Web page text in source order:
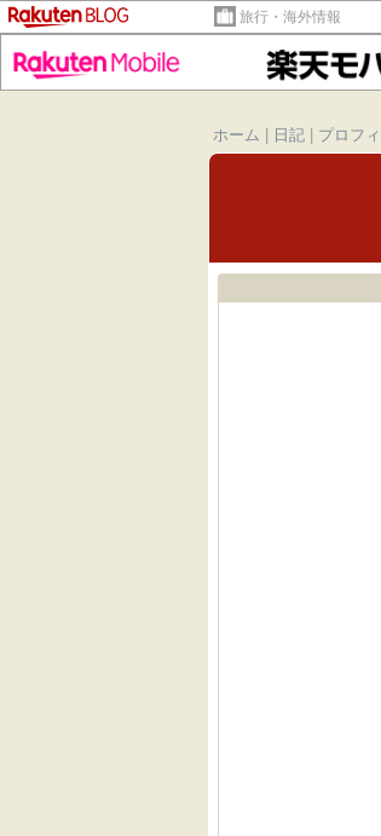
旅行・海外情報
ホーム
日記 プロフ